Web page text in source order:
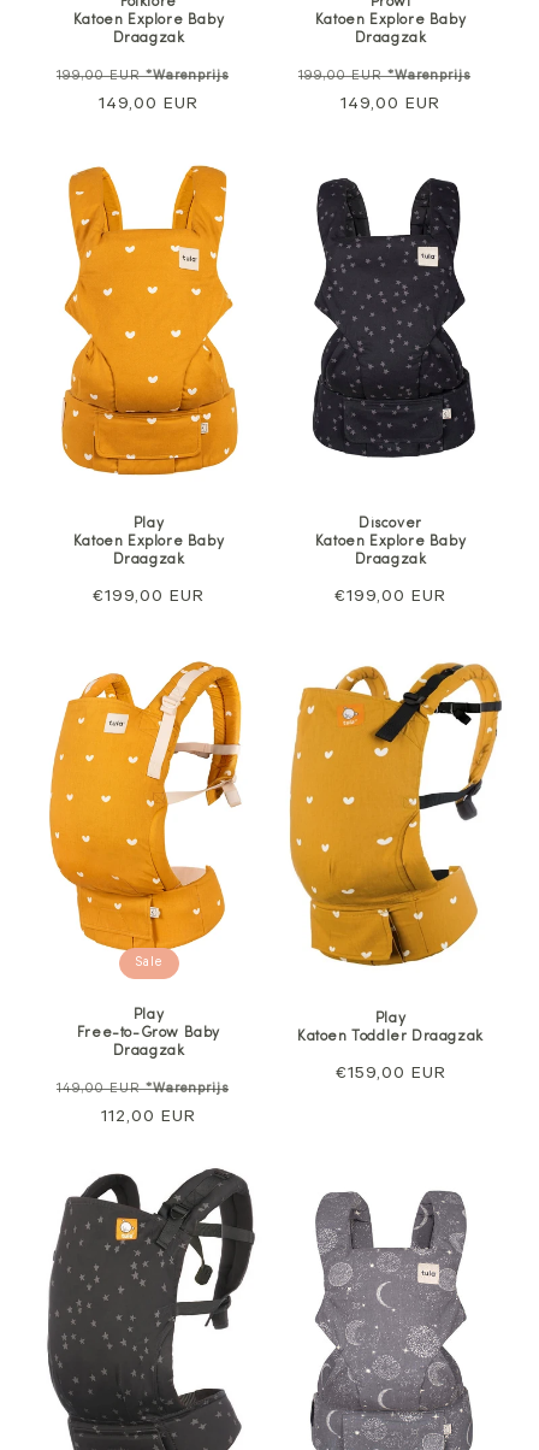
Katoen Explore Baby
Draagzak
Normale
199,00 EUR*Warenprijs
Verkoopprijs
149,00 EUR
Katoen Explore Baby
Draagzak
Normale
199,00 EUR*Warenprijs
149,00 EUR
Play
Katoen Explore Baby
Draagzak
Normale
€199,00 EUR
Discover
Katoen Explore Baby
Draagzak
Normale
€199,00 EUR
Sale
Play
Free-to-Grow Baby
Draagzak
Normale
149,00 EUR*Warenprijs
112,00 EUR
Play
Katoen Toddler Draagzak
Normale
€159,00 EUR